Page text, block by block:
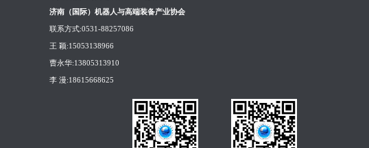
济南（国际）机器人与高端装备产业协会
联系方式:0531-88257086
王 颖:15053138966
曹永华:13805313910
李 漫:18615668625